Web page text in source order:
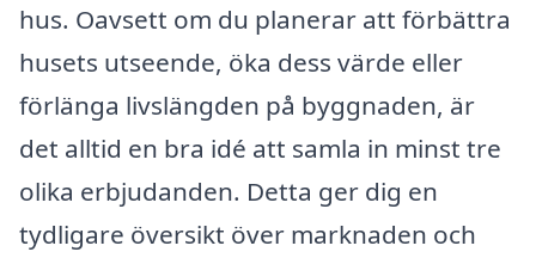
hus. Oavsett om du planerar att förbättra
husets utseende, öka dess värde eller
förlänga livslängden på byggnaden, är
det alltid en bra idé att samla in minst tre
olika erbjudanden. Detta ger dig en
tydligare översikt över marknaden och